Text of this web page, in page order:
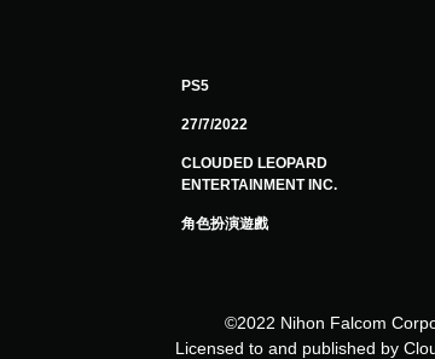
PS5
27/7/2022
CLOUDED LEOPARD
ENTERTAINMENT INC.
角色扮演遊戲
©2022 Nihon Falcom
Licensed to and published by